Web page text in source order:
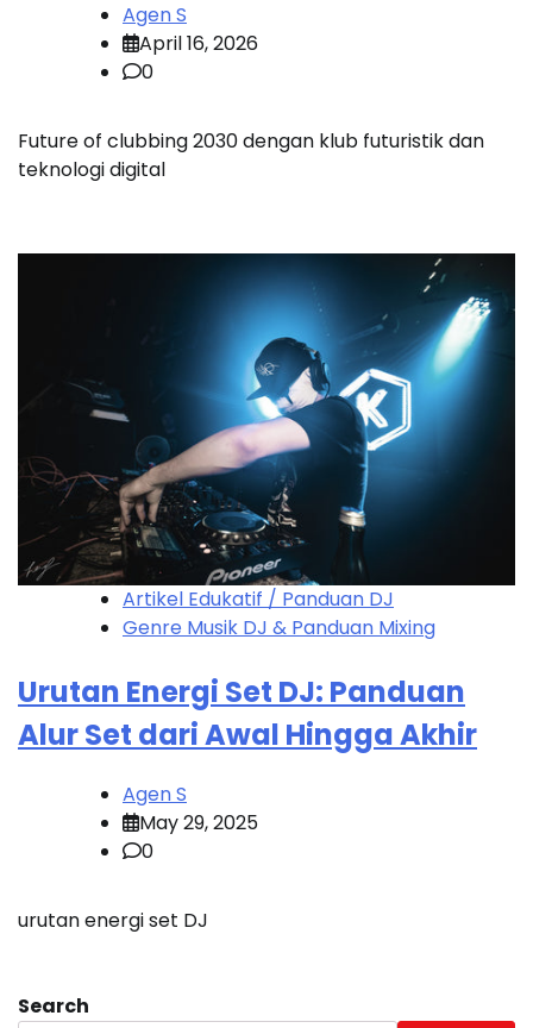
Agen S
April 16, 2026
0
Future of clubbing 2030 dengan klub futuristik dan
teknologi digital
Artikel Edukatif / Panduan DJ
Genre Musik DJ & Panduan Mixing
Urutan Energi Set DJ: Panduan
Alur Set dari Awal Hingga Akhir
Agen S
May 29, 2025
0
urutan energi set DJ
Search